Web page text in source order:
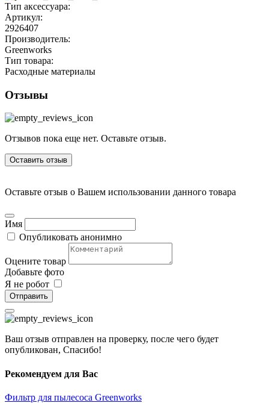
Тип аксессуара:
Артикул:
2926407
Производитель:
Greenworks
Тип товара:
Расходные материалы
Отзывы
Отзывов пока еще нет. Оставьте отзыв.
Оставить отзыв
Оставьте отзыв о Вашем использовании данного товара
Имя
Опубликовать анонимно
Оцените товар
Добавьте фото
Я не робот
Отправить
Ваш отзыв отправлен на проверку, после чего будет
опубликован, Спасибо!
Рекомендуем для Вас
Фильтр для пылесоса Greenworks